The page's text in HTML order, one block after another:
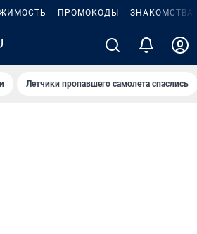
ПРОМОКОДЫ ЗНАКОМСТВА
Летчики пропавшего самолета спаслись